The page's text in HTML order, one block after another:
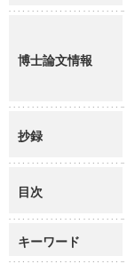
博士論文情報
抄録
目次
キーワード